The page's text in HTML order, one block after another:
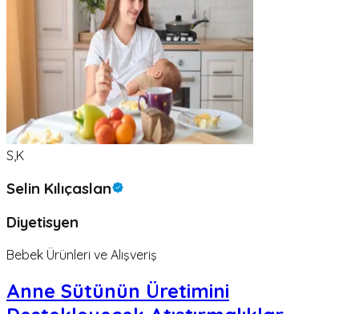
S,K
Selin Kılıçaslan
Diyetisyen
Bebek Ürünleri ve Alışveriş
Anne Sütünün Üretimini